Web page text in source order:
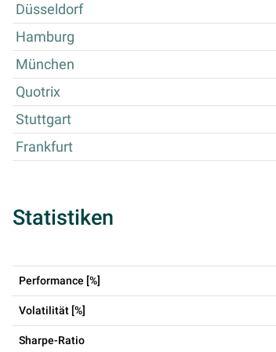
Düsseldorf
Hamburg
München
Quotrix
Stuttgart
Frankfurt
Statistiken
Performance [%]
Volatilität [%]
Sharpe-Ratio